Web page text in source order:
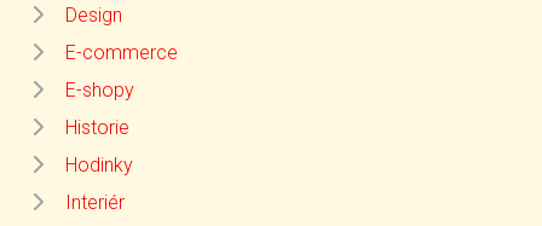
Design
E-commerce
E-shopy
Historie
Hodinky
Interiér